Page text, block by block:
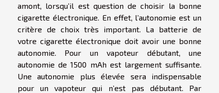
amont, lorsqu’il est question de choisir la bonne
cigarette électronique. En effet, l’autonomie est un
critère de choix très important. La batterie de
votre cigarette électronique doit avoir une bonne
autonomie. Pour un vapoteur débutant, une
autonomie de 1500 mAh est largement suffisante.
Une autonomie plus élevée sera indispensable
pour un vapoteur qui n’est pas débutant. Par